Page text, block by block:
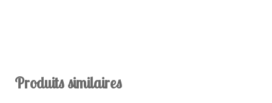
Produits similaires